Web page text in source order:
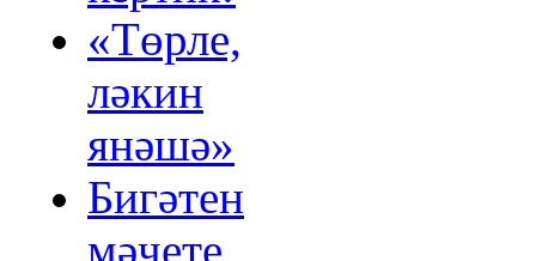
«Төрле,
ләкин
янәшә»
Бигәтен
мәчете